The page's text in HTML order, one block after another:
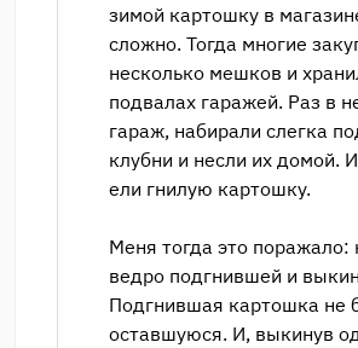
зимой картошку в
сложно. Тогда многие
несколько мешков и
подвалах гаражей. Раз в
гараж, набирали слегка
клубни и несли их домой.
ели гнилую картошку.
Меня тогда это поражало:
ведро подгнившей и
Подгнившая картошка не
оставшуюся. И, выкинув